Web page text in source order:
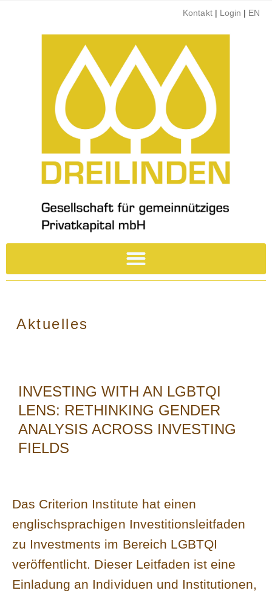
Kontakt| Login | EN
Aktuelles
INVESTING WITH AN LGBTQI
LENS: RETHINKING GENDER
ANALYSIS ACROSS INVESTING
FIELDS
Das Criterion Institute hat einen
englischsprachigen Investitionsleitfaden
zu Investments im Bereich LGBTQI
veröffentlicht. Dieser Leitfaden ist eine
Einladung an Individuen und Institutionen,